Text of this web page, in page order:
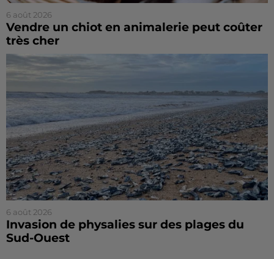
6 août 2026
Vendre un chiot en animalerie peut coûter
très cher
6 août 2026
Invasion de physalies sur des plages du
Sud-Ouest